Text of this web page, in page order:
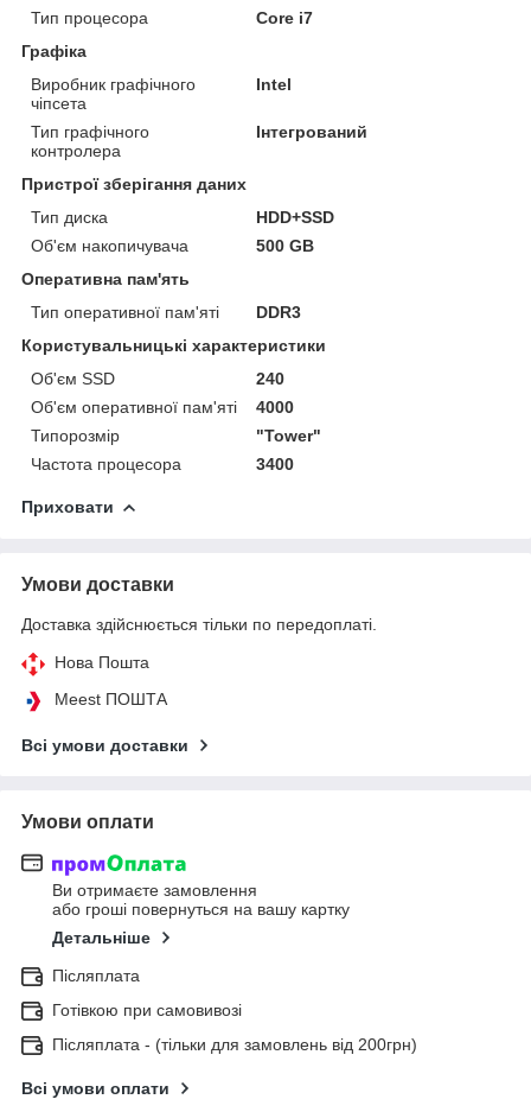
Тип процесора
Core i7
Графіка
Виробник графічного
чіпсета
Intel
Тип графічного
контролера
Інтегрований
Пристрої зберігання даних
Тип диска
HDD+SSD
Об'єм накопичувача
500 GB
Оперативна пам'ять
Тип оперативної пам'яті
DDR3
Користувальницькі характеристики
Об'єм SSD
240
Об'єм оперативної пам'яті
4000
Типорозмір
"Tower"
Частота процесора
3400
Приховати
Умови доставки
Доставка здійснюється тільки по передоплаті.
Нова Пошта
Meest ПОШТА
Всі умови доставки
Умови оплати
Ви отримаєте замовлення
або гроші повернуться на вашу картку
Детальніше
Післяплата
Готівкою при самовивозі
Післяплата - (тільки для замовлень від 200грн)
Всі умови оплати